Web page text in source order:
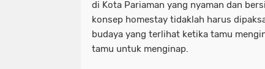
di Kota Pariaman yang nyaman dan
konsep homestay tidaklah harus
budaya yang terlihat ketika tamu
tamu untuk menginap.